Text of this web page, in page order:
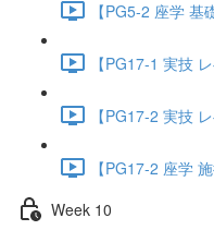
【PG5-2 座学
【PG17-1 実技
【PG17-2 実技
【PG17-2 座学
Week 10